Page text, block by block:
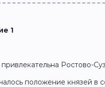
1
Ростово-
положение князей в